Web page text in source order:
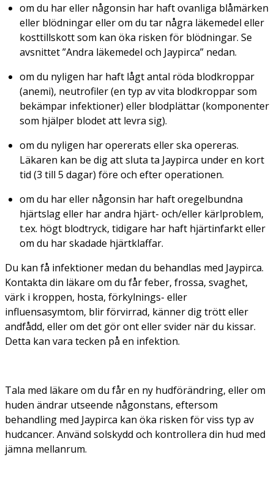
om du har eller någonsin har haft ovanliga blåmärken
eller blödningar eller om du tar några läkemedel eller
kosttillskott som kan öka risken för blödningar. Se
avsnittet ”Andra läkemedel och Jaypirca” nedan.
om du nyligen har haft lågt antal röda blodkroppar
(anemi), neutrofiler (en typ av vita blodkroppar som
bekämpar infektioner) eller blodplättar (komponenter
som hjälper blodet att levra sig).
om du nyligen har opererats eller ska opereras.
Läkaren kan be dig att sluta ta Jaypirca under en kort
tid (3 till 5 dagar) före och efter operationen.
om du har eller någonsin har haft oregelbundna
hjärtslag eller har andra hjärt- och/eller kärlproblem,
t.ex. högt blodtryck, tidigare har haft hjärtinfarkt eller
om du har skadade hjärtklaffar.
Du kan få infektioner medan du behandlas med Jaypirca.
Kontakta din läkare om du får feber, frossa, svaghet,
värk i kroppen, hosta, förkylnings- eller
influensasymtom, blir förvirrad, känner dig trött eller
andfådd, eller om det gör ont eller svider när du kissar.
Detta kan vara tecken på en infektion.
Tala med läkare om du får en ny hudförändring, eller om
huden ändrar utseende någonstans, eftersom
behandling med Jaypirca kan öka risken för viss typ av
hudcancer. Använd solskydd och kontrollera din hud med
jämna mellanrum.